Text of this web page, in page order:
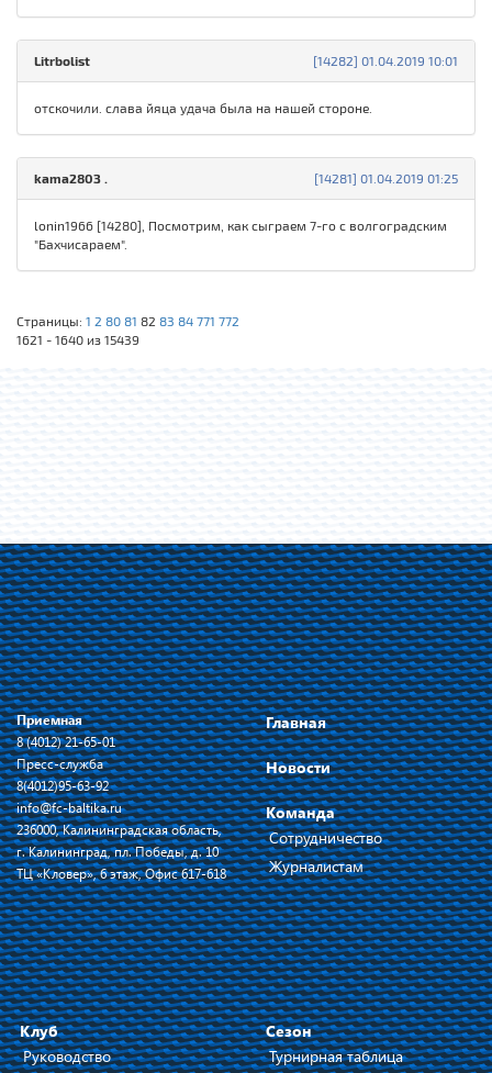
[14282] 01.04.2019 10:01
Litrbolist
отскочили. слава йяца удача была на нашей стороне.
[14281] 01.04.2019 01:25
kamа280З .
lonin1966 [14280], Посмотрим, как сыграем 7-го с волгоградским
"Бахчисараем".
Страницы: 1 2 80 81 82 83 84 771 772
1621 - 1640 из 15439
Приемная
8 (4012) 21-65-01
Пресс-служба
8(4012)95-63-92
info@fc-baltika.ru
236000, Калининградская область,
г. Калининград, пл. Победы, д. 10
ТЦ «Кловер», 6 этаж, Офис 617-618
Главная
Новости
Команда
Сотрудничество
Журналистам
Клуб
Руководство
Сезон
Турнирная таблица